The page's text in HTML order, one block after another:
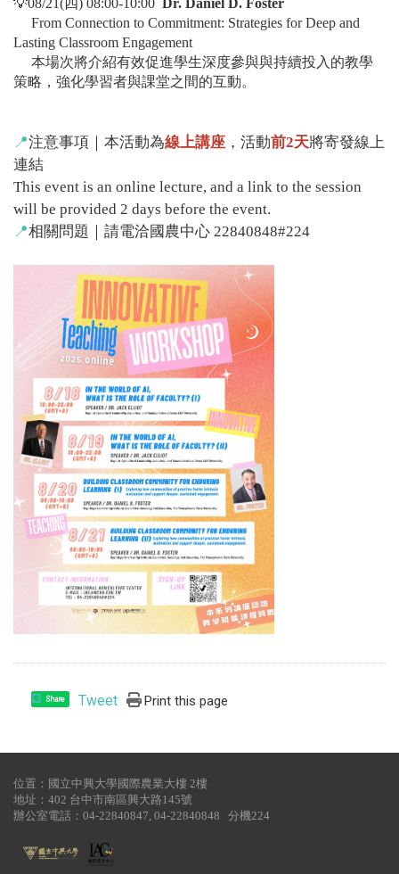
💡08/21(四) 08:00-10:00 Dr. Daniel D. Foster
From Connection to Commitment: Strategies for Deep and
Lasting Classroom Engagement
本場次將介紹有效促進學生深度參與與持續投入的教學
策略，強化學習者與課堂之間的互動。
📍注意事項｜本活動為線上講座 ，活動前2天將寄發線上
連結
This event is an online lecture, and a link to the session
will be provided 2 days before the event.
📍相關問題｜請電洽國農中心 22840848#224
Share Tweet Print this page
位置：國立中興大學國際農業大樓 2樓
地址：402 台中市南區興大路145號
辦公室電話：04-22840847, 04-22840848 分機224